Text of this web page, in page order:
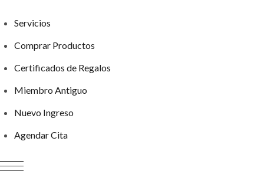
Servicios
Comprar Productos
Certificados de Regalos
Miembro Antiguo
Nuevo Ingreso
Agendar Cita